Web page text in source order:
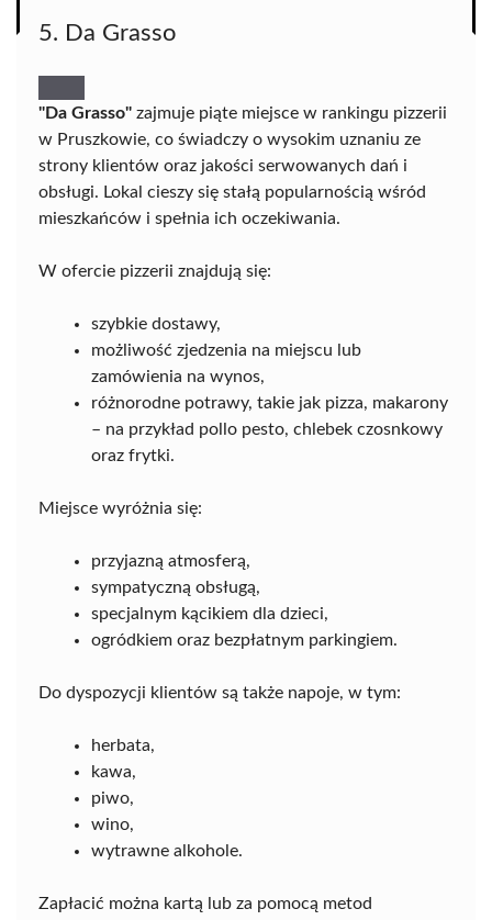
5. Da Grasso
"Da Grasso" zajmuje piąte miejsce w rankingu pizzerii
w Pruszkowie, co świadczy o wysokim uznaniu ze
strony klientów oraz jakości serwowanych dań i
obsługi. Lokal cieszy się stałą popularnością wśród
mieszkańców i spełnia ich oczekiwania.
W ofercie pizzerii znajdują się:
szybkie dostawy,
możliwość zjedzenia na miejscu lub
zamówienia na wynos,
różnorodne potrawy, takie jak pizza, makarony
– na przykład pollo pesto, chlebek czosnkowy
oraz frytki.
Miejsce wyróżnia się:
przyjazną atmosferą,
sympatyczną obsługą,
specjalnym kącikiem dla dzieci,
ogródkiem oraz bezpłatnym parkingiem.
Do dyspozycji klientów są także napoje, w tym:
herbata,
kawa,
piwo,
wino,
wytrawne alkohole.
Zapłacić można kartą lub za pomocą metod